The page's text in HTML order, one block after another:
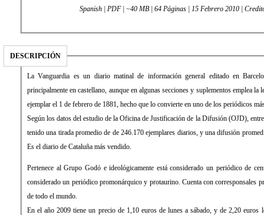
Spanish | PDF | ~40 MB | 64 Páginas | 15 Febrero 2010 |
DESCRIPCIÓN
La Vanguardia es un diario matinal de información general editado en
principalmente en castellano, aunque en algunas secciones y suplementos emplea la
ejemplar el 1 de febrero de 1881, hecho que lo convierte en uno de los periódicos
Según los datos del estudio de la Oficina de Justificación de la Difusión (OJD),
tenido una tirada promedio de de 246.170 ejemplares diarios, y una difusión
Es el diario de Cataluña más vendido.
Pertenece al Grupo Godó e ideológicamente está considerado un periódico de
considerado un periódico promonárquico y protaurino. Cuenta con corresponsales
de todo el mundo.
En el año 2009 tiene un precio de 1,10 euros de lunes a sábado, y de 2,20 euros